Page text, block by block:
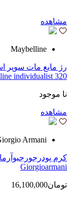
مشاهده
Maybelline
individualist 320
نا موجود
مشاهده
Armani
Giorgioarmani
تومان16,100,000